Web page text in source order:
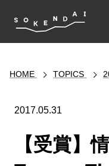
HOME TOPICS
2017.05.31
【受賞】